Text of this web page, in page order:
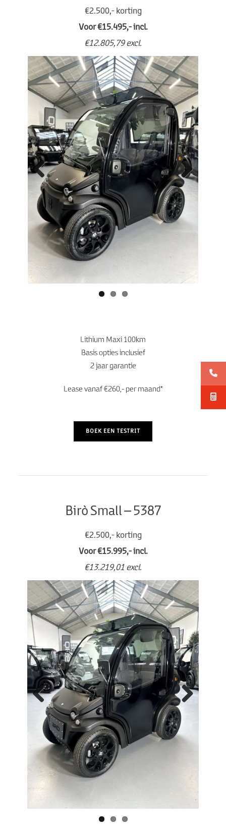
€2.500,- korting
Voor €15.495,- incl.
€12.805,79 excl.
Previo
us
Next
Lithium Maxi 100km
Basis opties inclusief
2 jaar garantie
Lease vanaf €260,- per maand*
BOEK EEN TESTRIT
Birò Small – 5387
€2.500,- korting
Voor €15.995,- incl.
€13.219,01 excl.
Previo
Next